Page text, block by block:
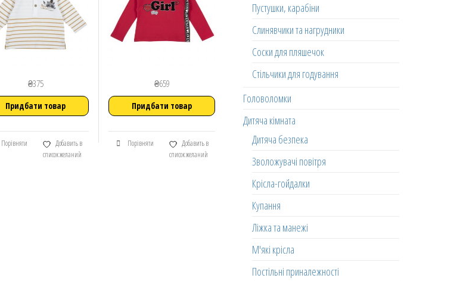
₴375
Придбати товар
Порівняти
Добавить в
список желаний
₴659
Придбати товар
Порівняти
Добавить в
список желаний
Пустушки, карабіни
Слинявчики та нагрудники
Соски для пляшечок
Стільчики для годування
Головоломки
Дитяча кімната
Дитяча безпека
Зволожувачі повітря
Крісла-гойдалки
Купання
Ліжка та манежі
М'які крісла
Постільні приналежності